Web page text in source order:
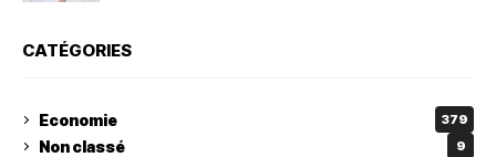
CATÉGORIES
Economie 379
Non classé 9